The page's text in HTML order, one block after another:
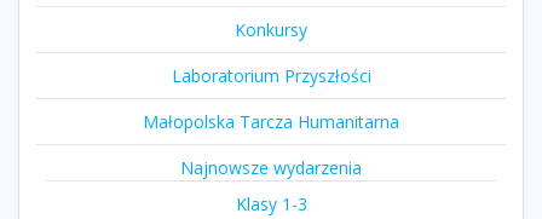
Konkursy
Laboratorium Przyszłości
Małopolska Tarcza Humanitarna
Najnowsze wydarzenia
Klasy 1-3